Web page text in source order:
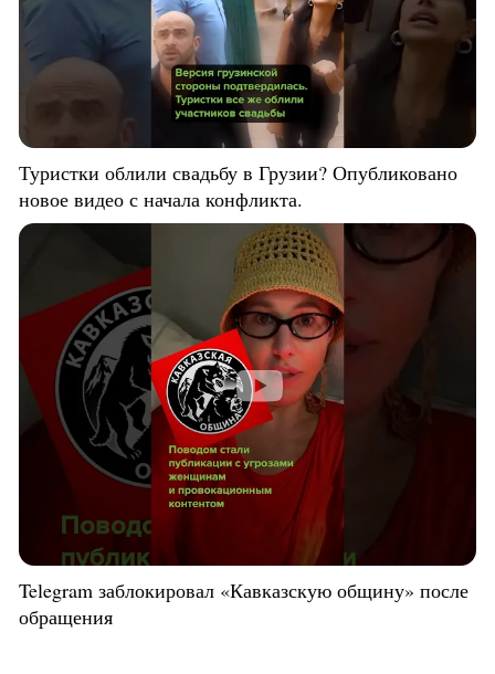
Туристки облили свадьбу в Грузии? Опубликовано
новое видео с начала конфликта.
Telegram заблокировал «Кавказскую общину» после
обращения